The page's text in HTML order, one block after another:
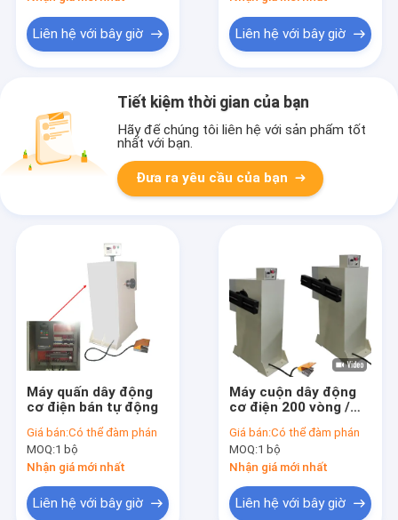
Liên hệ với bây giờ Liên hệ với bây giờ
Tiết kiệm thời gian của bạn
Hãy để chúng tôi liên hệ với sản phẩm tốt
nhất với bạn.
Đưa ra yêu cầu của bạn
Máy quấn dây động
cơ điện bán tự động
Giá bán:Có thể đàm phán
MOQ:1 bộ
Nhận giá mới nhất
Liên hệ với bây giờ
Máy cuộn dây động
cơ điện 200 vòng /
động cơ 3KW
Giá bán:Có thể đàm phán
MOQ:1 bộ
Nhận giá mới nhất
Liên hệ với bây giờ